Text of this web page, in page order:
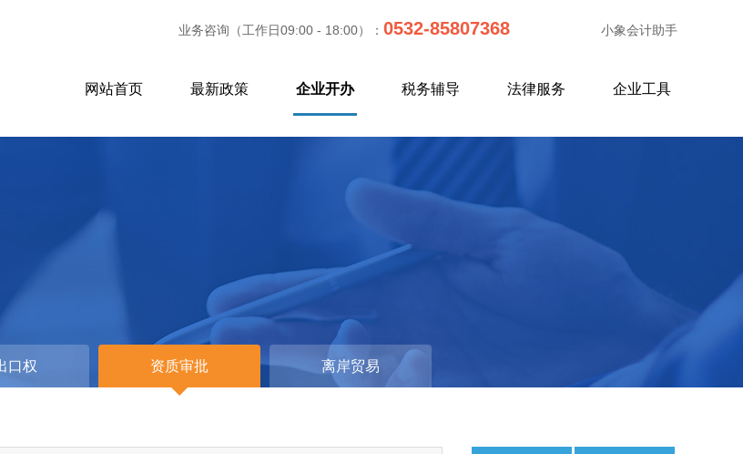
小象会计助手
业务咨询（工作日09:00 - 18:00）： 0532-85807368
网站首页 最新政策 企业开办 税务辅导 法律服务 企业工具
口权 资质审批 离岸贸易